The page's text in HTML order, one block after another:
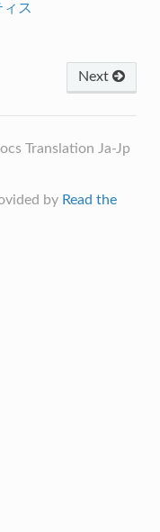
ス
Next
Translation Ja-Jp
by Read the